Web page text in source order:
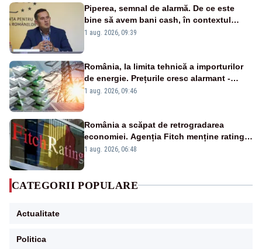
Piperea, semnal de alarmă. De ce este
bine să avem bani cash, în contextul
alertei energetice?
1 aug. 2026, 09:39
România, la limita tehnică a importurilor
de energie. Prețurile cresc alarmant -
Analiză Realitatea Plus
1 aug. 2026, 09:46
România a scăpat de retrogradarea
economiei. Agenția Fitch menține ratingul
„BBB-” cu perspectivă negativă
1 aug. 2026, 06:48
CATEGORII POPULARE
Actualitate
Politica